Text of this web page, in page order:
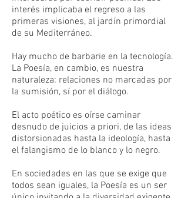
interés implicaba el regreso a las
primeras visiones, al jardín primordial
de su Mediterráneo.
Hay mucho de barbarie en la tecnología.
La Poesía, en cambio, es nuestra
naturaleza: relaciones no marcadas por
la sumisión, sí por el diálogo.
El acto poético es oírse caminar
desnudo de juicios a priori, de las ideas
distorsionadas hasta la ideología, hasta
el falangismo de lo blanco y lo negro.
En sociedades en las que se exige que
todos sean iguales, la Poesía es un ser